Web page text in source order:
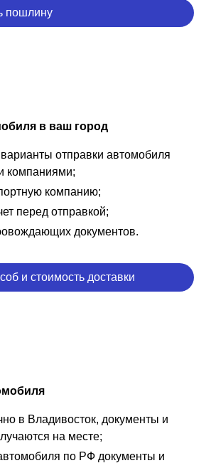
пошлину
в ваш город
отправки автомобиля
компаниями;
компанию;
перед отправкой;
документов.
и стоимость доставки
в Владивосток, документы и
на месте;
по РФ документы и